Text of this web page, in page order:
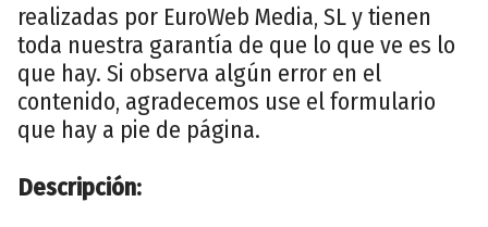
realizadas por EuroWeb Media, SL y tienen
toda nuestra garantía de que lo que ve es lo
que hay. Si observa algún error en el
contenido, agradecemos use el formulario
que hay a pie de página.
Descripción: